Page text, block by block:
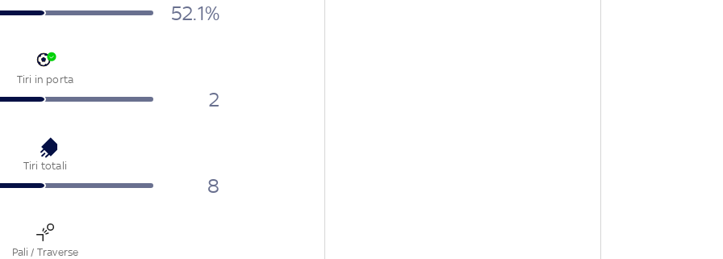
52.1%
Tiri in porta
2
Tiri totali
8
Pali / Traverse